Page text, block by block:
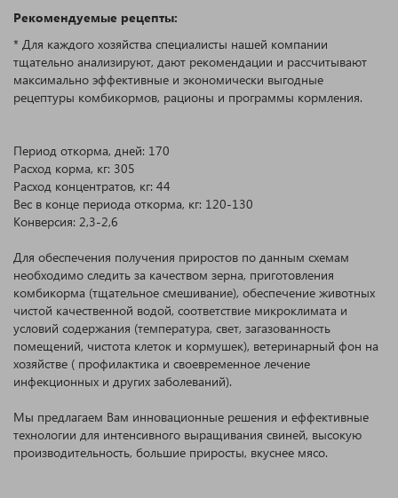
Рекомендуемые рецепты:
* Для каждого хозяйства специалисты нашей компании
тщательно анализируют, дают рекомендации и рассчитывают
максимально эффективные и экономически выгодные
рецептуры комбикормов, рационы и программы кормления.
Период откорма, дней: 170
Расход корма, кг: 305
Расход концентратов, кг: 44
Вес в конце периода откорма, кг: 120-130
Конверсия: 2,3-2,6
Для обеспечения получения приростов по данным схемам
необходимо следить за качеством зерна, приготовления
комбикорма (тщательное смешивание), обеспечение животных
чистой качественной водой, соответствие микроклимата и
условий содержания (температура, свет, загазованность
помещений, чистота клеток и кормушек), ветеринарный фон на
хозяйстве ( профилактика и своевременное лечение
инфекционных и других заболеваний).
Мы предлагаем Вам инновационные решения и еффективные
технологии для интенсивного выращивания свиней, высокую
производительность, большие приросты, вкуснее мясо.